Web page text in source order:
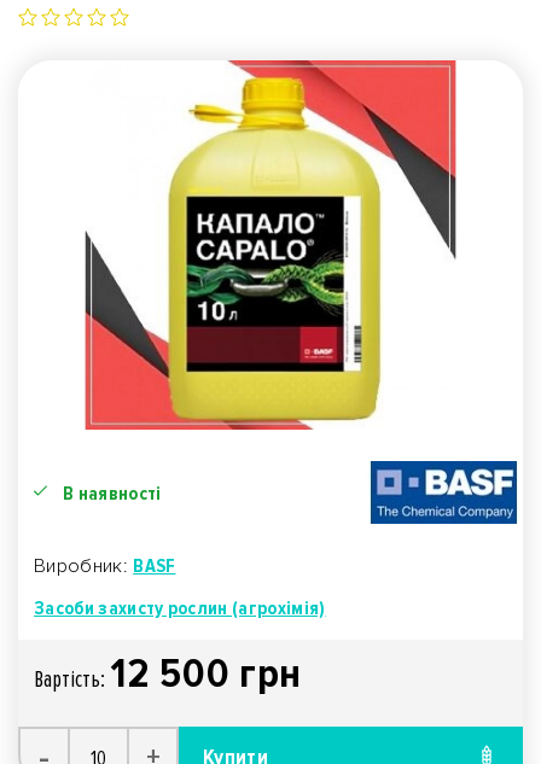
В наявності
Виробник: BASF
Засоби захисту рослин (агрохімія)
Вартiсть: 12 500 грн
Купити